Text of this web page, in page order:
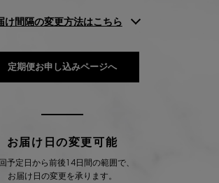
け間隔の変更方法はこちら
定期便お申し込みページへ
お届け日の変更可能
予定日から前後14日間の範囲で、
お届け日の変更を承ります。